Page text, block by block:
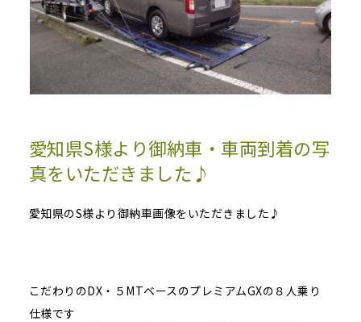
愛知県S様より御納車・車両到着の写
真をいただきました♪
愛知県のS様より御納車画像をいただきました♪
こだわりのDX・５MTベースのプレミアムGXの８人乗り
仕様です